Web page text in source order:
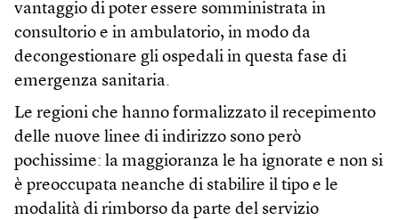
vantaggio di poter essere somministrata in
consultorio e in ambulatorio, in modo da
decongestionare gli ospedali in questa fase di
emergenza sanitaria.
Le regioni che hanno formalizzato il recepimento
delle nuove linee di indirizzo sono però
pochissime: la maggioranza le ha ignorate e non si
è preoccupata neanche di stabilire il tipo e le
modalità di rimborso da parte del servizio